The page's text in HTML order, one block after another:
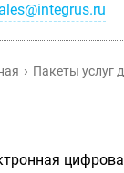
Пакеты услуг